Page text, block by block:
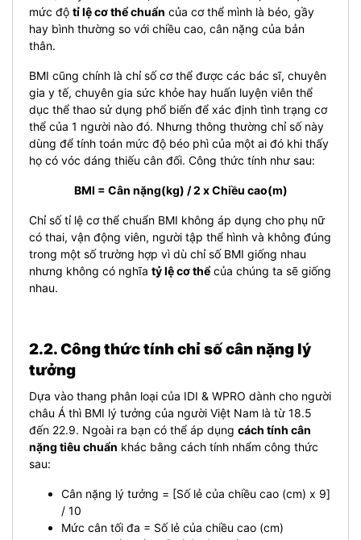
mức độ tỉ lệ cơ thể chuẩn của cơ thể mình là béo, gầy
hay bình thường so với chiều cao, cân nặng của bản
thân.
BMI cũng chính là chỉ số cơ thể được các bác sĩ, chuyên
gia y tế, chuyên gia sức khỏe hay huấn luyện viên thể
dục thể thao sử dụng phổ biến để xác định tình trạng cơ
thể của 1 người nào đó. Nhưng thông thường chỉ số này
dùng để tính toán mức độ béo phì của một ai đó khi thấy
họ có vóc dáng thiếu cân đối. Công thức tính như sau:
BMI = Cân nặng(kg) / 2 x Chiều cao(m)
Chỉ số tỉ lệ cơ thể chuẩn BMI không áp dụng cho phụ nữ
có thai, vận động viên, người tập thể hình và không đúng
trong một số trường hợp vì dù chỉ số BMI giống nhau
nhưng không có nghĩa tỷ lệ cơ thể của chúng ta sẽ giống
nhau.
2.2. Công thức tính chỉ số cân nặng lý
tưởng
Dựa vào thang phân loại của IDI & WPRO dành cho người
châu Á thì BMI lý tưởng của người Việt Nam là từ 18.5
đến 22.9. Ngoài ra bạn có thể áp dụng cách tính cân
nặng tiêu chuẩn khác bằng cách tính nhẩm công thức
sau:
Cân nặng lý tưởng = [Số lẻ của chiều cao (cm) x 9]
/ 10
Mức cân tối đa = Số lẻ của chiều cao (cm)